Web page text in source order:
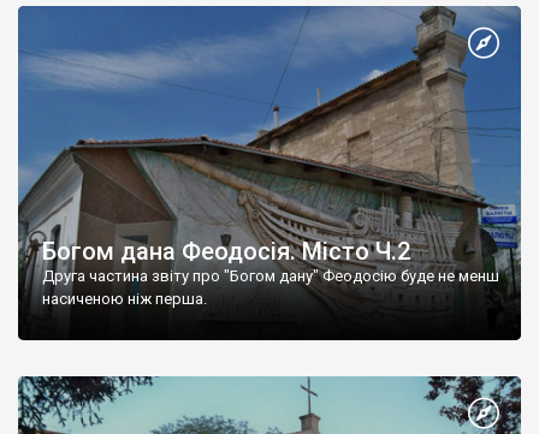
Богом дана Феодосія. Місто Ч.2
Друга частина звіту про "Богом дану" Феодосію буде не менш
насиченою ніж перша.